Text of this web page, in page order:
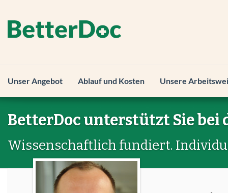
Unser Angebot Ablauf und Kosten Unsere
BetterDoc unterstützt Sie bei
Wissenschaftlich fundiert.